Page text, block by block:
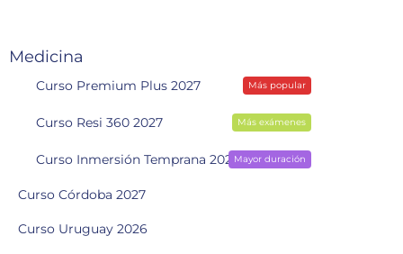
Medicina
Curso Premium Plus 2027 Más popular
Curso Resi 360 2027 Más exámenes
Curso Inmersión Temprana 2028Mayor duración
Curso Córdoba 2027
Curso Uruguay 2026